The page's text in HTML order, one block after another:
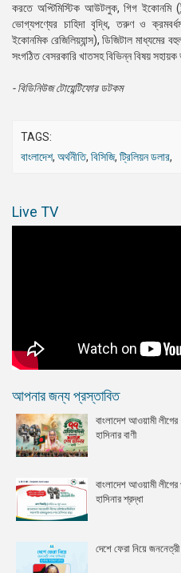
করতে অপ্টিমিস্টিক আউটলুক, গিগ ইকোনমি
ভোগ্যপণ্যের চাহিদা বৃদ্ধি, তরুণ ও
ইকোনমিক রেজিলিয়্যান্স), ডিজিটাল মাধ্যমের
সংগঠিত বেসরকারি খাতসহ বিভিন্ন বিষয়
- বিডিনিউজ টোয়েন্টিফোর ডটকম
TAGS:
বাংলাদেশ, অর্থনীতি, বিসিজি, ট্রিলিয়ন ডলার,
Live TV
আপনার জন্য প্রস্তাবিত
বাংলাদেশ আওয়ামী লীগের
হাসিনার বাণী
বাংলাদেশ আওয়ামী লীগের
হাসিনার শ্রদ্ধা
দেশে ফেরা নিয়ে জননেত্রী